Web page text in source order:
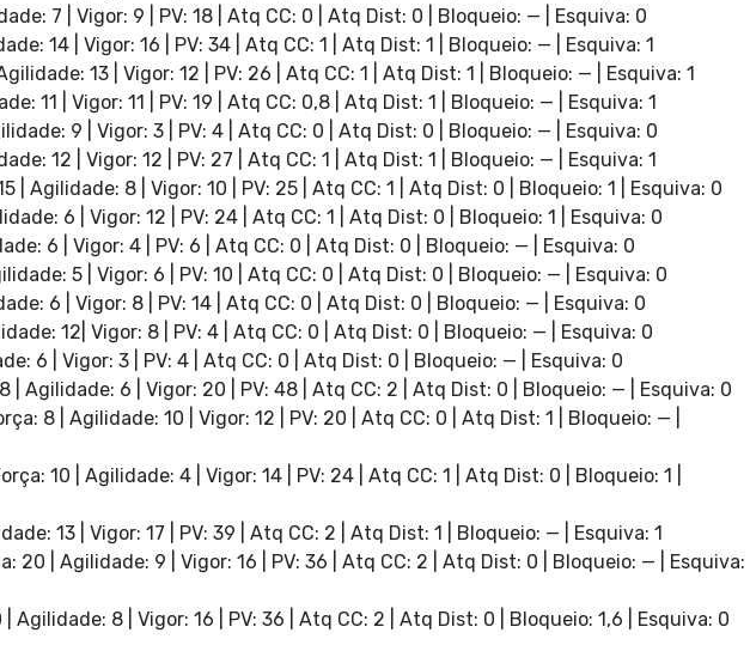
7 | Vigor: 9 | PV: 18 | Atq CC: 0 | Atq Dist: 0 | Bloqueio: — | Esquiva: 0
14 | Vigor: 16 | PV: 34 | Atq CC: 1 | Atq Dist: 1 | Bloqueio: — | Esquiva: 1
13 | Vigor: 12 | PV: 26 | Atq CC: 1 | Atq Dist: 1 | Bloqueio: — | Esquiva: 1
11 | Vigor: 11 | PV: 19 | Atq CC: 0,8 | Atq Dist: 1 | Bloqueio: — | Esquiva: 1
9 | Vigor: 3 | PV: 4 | Atq CC: 0 | Atq Dist: 0 | Bloqueio: — | Esquiva: 0
12 | Vigor: 12 | PV: 27 | Atq CC: 1 | Atq Dist: 1 | Bloqueio: — | Esquiva: 1
| Agilidade: 8 | Vigor: 10 | PV: 25 | Atq CC: 1 | Atq Dist: 0 | Bloqueio: 1 | Esquiva: 0
6 | Vigor: 12 | PV: 24 | Atq CC: 1 | Atq Dist: 0 | Bloqueio: 1 | Esquiva: 0
6 | Vigor: 4 | PV: 6 | Atq CC: 0 | Atq Dist: 0 | Bloqueio: — | Esquiva: 0
5 | Vigor: 6 | PV: 10 | Atq CC: 0 | Atq Dist: 0 | Bloqueio: — | Esquiva: 0
6 | Vigor: 8 | PV: 14 | Atq CC: 0 | Atq Dist: 0 | Bloqueio: — | Esquiva: 0
12| Vigor: 8 | PV: 4 | Atq CC: 0 | Atq Dist: 0 | Bloqueio: — | Esquiva: 0
6 | Vigor: 3 | PV: 4 | Atq CC: 0 | Atq Dist: 0 | Bloqueio: — | Esquiva: 0
| Agilidade: 6 | Vigor: 20 | PV: 48 | Atq CC: 2 | Atq Dist: 0 | Bloqueio: — | Esquiva: 0
8 | Agilidade: 10 | Vigor: 12 | PV: 20 | Atq CC: 0 | Atq Dist: 1 | Bloqueio: — |
10 | Agilidade: 4 | Vigor: 14 | PV: 24 | Atq CC: 1 | Atq Dist: 0 | Bloqueio: 1 |
13 | Vigor: 17 | PV: 39 | Atq CC: 2 | Atq Dist: 1 | Bloqueio: — | Esquiva: 1
20 | Agilidade: 9 | Vigor: 16 | PV: 36 | Atq CC: 2 | Atq Dist: 0 | Bloqueio: — | Esquiva:
Agilidade: 8 | Vigor: 16 | PV: 36 | Atq CC: 2 | Atq Dist: 0 | Bloqueio: 1,6 | Esquiva: 0